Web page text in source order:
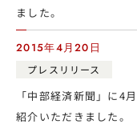
ました。
2015年4月20日
プレスリリース
「中部経済新聞」に4
紹介いただきました。